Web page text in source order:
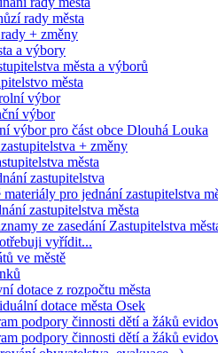
rady města
+ změny
a výbory
města a výborů
města
výbor
výbor
výbor pro část obce Dlouhá Louka
+ změny
města
zastupitelstva
pro jednání zastupitelstva
zastupitelstva města
ze zasedání Zastupitelstva
vyřídit...
ve městě
dotace z rozpočtu města
dotace města Osek
podpory činnosti dětí a žáků
podpory činnosti dětí a žáků